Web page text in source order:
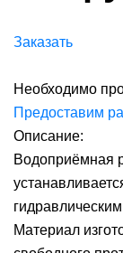
Заказать
Необходимо
Предоставим
Описание:
Водоприёмная
Материал